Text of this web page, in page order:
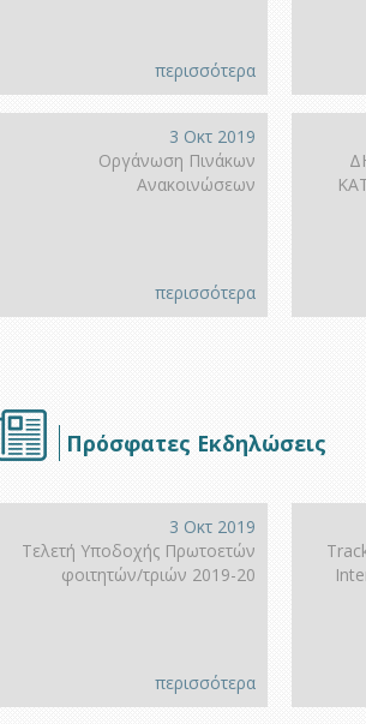
περισσότερα
3 Οκτ 2019
Οργάνωση Πινάκων
Ανακοινώσεων
περισσότερα
Πρόσφατες Εκδηλώσεις
3 Οκτ 2019
Τελετή Υποδοχής Πρωτοετών
φοιτητών/τριών 2019-20
περισσότερα